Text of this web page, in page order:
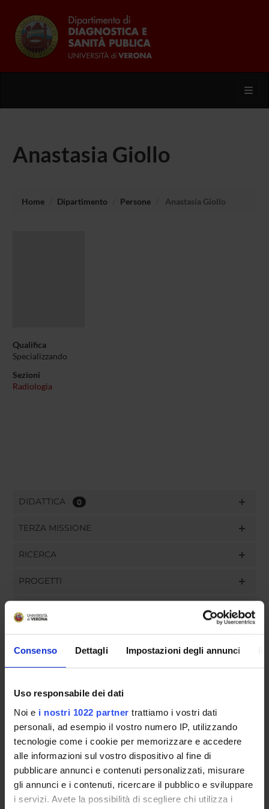
Consenso Dettagli Impostazioni degli annunci
Uso responsabile dei dati
Noi e i nostri 1022 partner trattiamo i vostri dati
personali, ad esempio il vostro numero IP, utilizzando
tecnologie come i cookie per memorizzare e accedere
alle informazioni sul vostro dispositivo al fine di
pubblicare annunci e contenuti personalizzati, misurare
gli annunci e i contenuti, ricercare il pubblico e sviluppare
i servizi. Avete la possibilità di scegliere chi utilizza i
Anastasia Giollo
Home Dipartimento Persone Anastasia Giollo
Qualifica
Specializzando
Sezioni
Radiologia
DIDATTICA 0
TERZA MISSIONE
RICERCA
PROGETTI
GOVERNANCE
COMMISSIONI
UFFICI E STRUTTURE DI SERVIZIO
SERVIZI DI SEGRETERIA STUDENTI